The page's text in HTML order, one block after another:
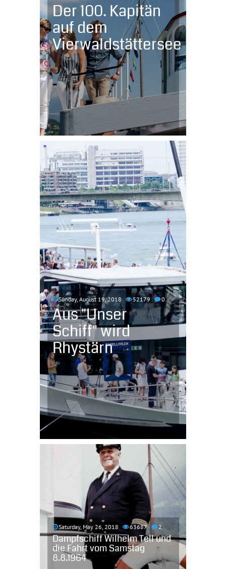
Der 100. Kapitän
auf dem
Vierwaldstättersee
Sunday, August 19, 2018 52179 0
Aus "Unser
Schiff" wird
Rhystärn
Saturday, May 26, 2018 63687 2
Dampfschiff Wilhelm Tell und
die Fahrt vom Samstag
8.8.1964